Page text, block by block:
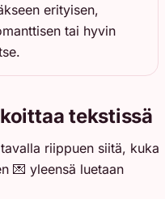
erityisen,
tai hyvin
tekstissä
riippuen siitä, kuka
💌 yleensä luetaan